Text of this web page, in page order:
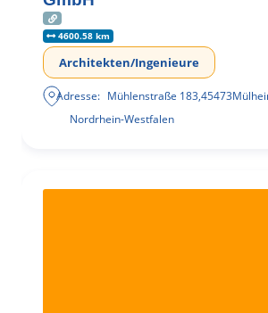
4600.58 km
Architekten/Ingenieure
Adresse: Mühlenstraße 183,45473
Nordrhein-Westfalen